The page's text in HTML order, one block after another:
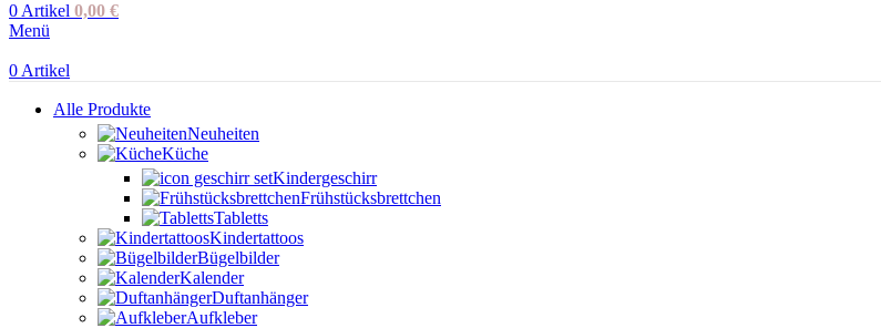
0 Artikel 0,00 €
Menü
0 Artikel
Alle Produkte
Neuheiten
Küche
Kindergeschirr
Frühstücksbrettchen
Tabletts
Kindertattoos
Bügelbilder
Kalender
Duftanhänger
Aufkleber